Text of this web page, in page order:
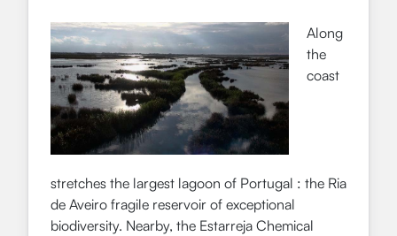
Along
the
coast
stretches the largest lagoon of Portugal : the Ria
de Aveiro fragile reservoir of exceptional
biodiversity. Nearby, the Estarreja Chemical